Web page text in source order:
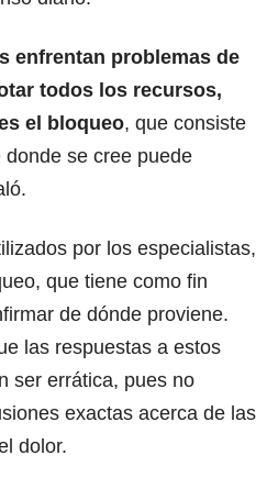
enfrentan problemas de
todos los recursos,
el bloqueo, que consiste
se cree puede
por los especialistas,
que tiene como fin
de dónde proviene.
las respuestas a estos
ser errática, pues no
exactas acerca de las
dolor.